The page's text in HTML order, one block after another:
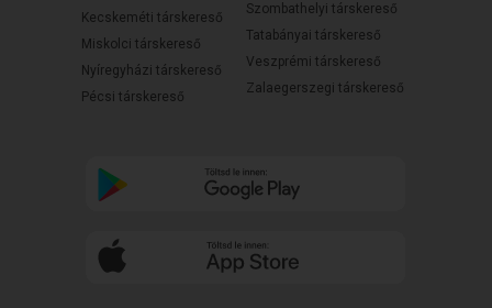
Kecskeméti társkereső
Miskolci társkereső
Nyíregyházi társkereső
Pécsi társkereső
Szombathelyi társkereső
Tatabányai társkereső
Veszprémi társkereső
Zalaegerszegi társkereső